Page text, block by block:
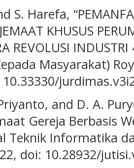
S. Harefa,
KHUSUS
REVOLUSI
Masyarakat)
10.33330/
and D. A.
Gereja Berbasis
Teknik Informatika
doi: 10.28932/